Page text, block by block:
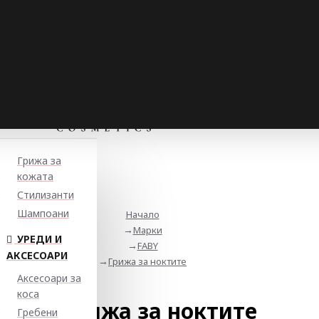
Грижа за
кожата
Стилизанти
Шампоани
УРЕДИ И
АКСЕСОАРИ
Аксесоари за
коса
Гребени
Начало
Марки
FABY
Грижа за ноктите
Грижа за ноктите